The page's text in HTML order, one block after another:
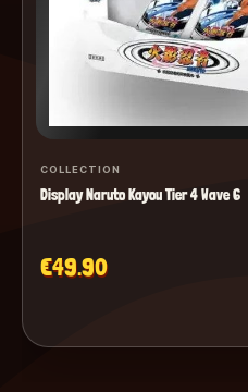
COLLECTION
Display Naruto Kayou Tier 4 Wave 6
€49.90